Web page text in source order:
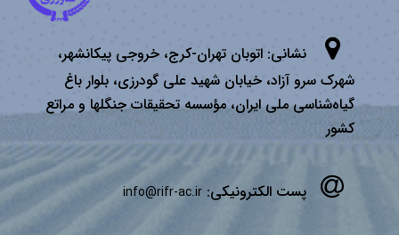
نشانی: اتوبان تهران­-كرج، خروجی پیكانشهر،
شهرک سرو آزاد، خیابان شهید علی گودرزی، بلوار باغ
گیاه‌شناسی ملی ایران، مؤسسه تحقیقات جنگلها و مراتع
كشور
پست الکترونیکی: info@rifr-ac.ir